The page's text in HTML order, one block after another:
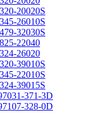
20020S
26010S
32030S
22040
26020
39010S
22010S
39015S
371-3D
328-0D